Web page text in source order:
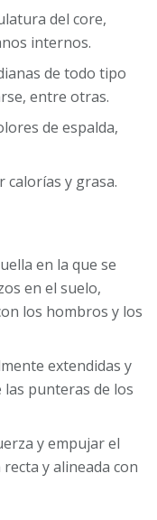
del core,
internos.
de todo tipo
entre otras.
de espalda,
calorías y grasa.
en la que se
en el suelo,
los hombros y los
extendidas y
punteras de los
y empujar el
y alineada con